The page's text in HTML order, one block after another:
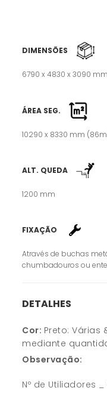
DIMENSÕES
6790 x 4830 x 3090 mm
ÁREA SEG.
10290 x 8330 mm
ALT. QUEDA
1200 mm
FIXAÇÃO
Através de buchas
chumbadouros ou
DETALHES
Cor: Preto: Várias
mediante
Observação:
Nº de Utiliadores